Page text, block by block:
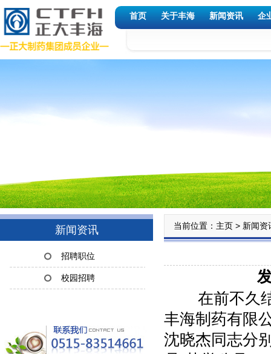
首页 关于丰海 新闻资讯 企
新闻资讯
招聘职位
校园招聘
当前位置： 主页 > 新闻资
在前不久结
丰海制药有限
沈晓杰同志分